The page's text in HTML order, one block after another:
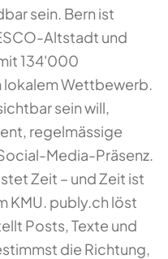
sein. Bern ist
Altstadt und
134'000
lokalem Wettbewerb.
sein will,
regelmässige
Media-Präsenz.
Zeit – und Zeit ist
KMU. publy.ch löst
Posts, Texte und
die Richtung,